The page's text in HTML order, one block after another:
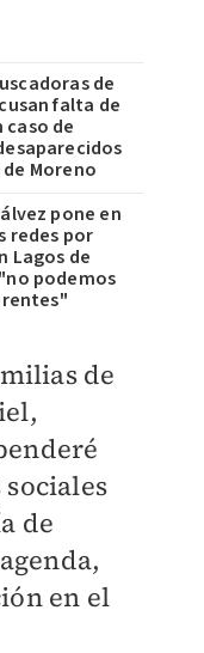
de
falta de
caso de
Moreno
pone en
redes por
Lagos de
podemos
de
de
en el